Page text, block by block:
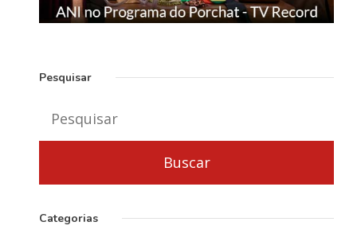
Pesquisar
Categorias